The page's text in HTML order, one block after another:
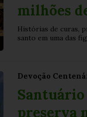
milhões
Histórias de curas,
santo em uma das
Devoção
Santuário
preserva